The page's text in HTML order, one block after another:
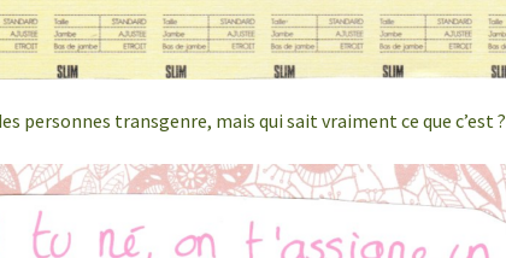
personnes transgenre, mais qui sait vraiment ce que c’est ?